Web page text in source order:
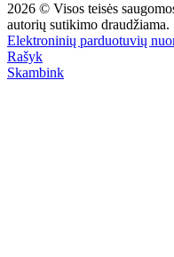
2026 © Visos teisės
autorių sutikimo draudžiama.
Elektroninių parduotuvių
Rašyk
Skambink